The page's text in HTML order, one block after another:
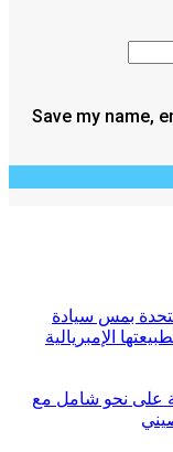
Save my name,
بمس سيادة
الإمبريالية
على نحو شامل مع